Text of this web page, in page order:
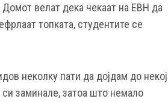
Домот велат дека чекаат на ЕВН да
топката, студентите се
неколку пати да дојдам до некој
заминале, затоа што немало